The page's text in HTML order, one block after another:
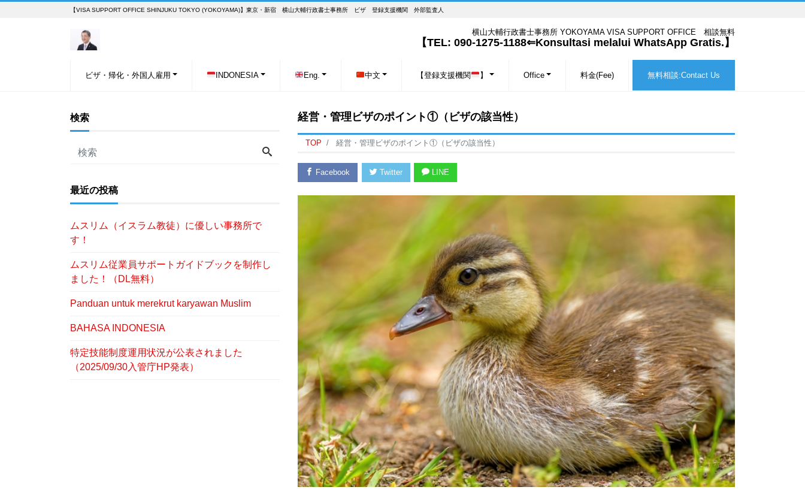
【VISA SUPPORT OFFICE SHINJUKU TOKYO (YOKOYAMA)】東京・新宿 横山大輔行政書士事務所 ビザ 登録支援機関 外部監査人
横山大輔行政書士事務所 YOKOYAMA VISA SUPPORT OFFICE 相談無料
【TEL: 090-1275-1188⇐Konsultasi melalui WhatsApp Gratis.】
ビザ・帰化・外国人雇用 INDONESIA Eng. 中文 【登録支援機関 】 Office 料金(Fee) 無料相談:Contact Us
経営・管理ビザのポイント①（ビザの該当性）
TOP 経営・管理ビザのポイント①（ビザの該当性）
Facebook Twitter LINE
検索
最近の投稿
ムスリム（イスラム教徒）に優しい事務所で
す！
ムスリム従業員サポートガイドブックを制作し
ました！（DL無料）
Panduan untuk merekrut karyawan Muslim
BAHASA INDONESIA
特定技能制度運用状況が公表されました
（2025/09/30入管庁HP発表）